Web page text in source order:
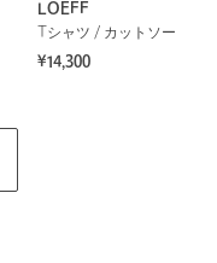
LOEFF
Tシャツ / カットソー
¥14,300